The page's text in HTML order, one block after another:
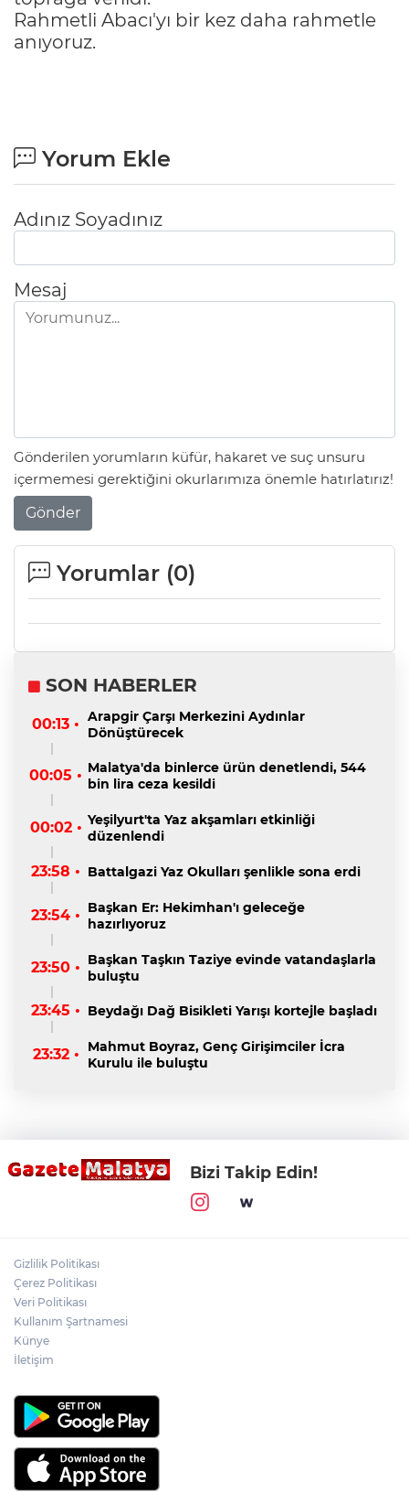
Rahmetli Abacı'yı bir kez daha rahmetle
anıyoruz.
Yorum Ekle
Adınız Soyadınız
Mesaj
Gönderilen yorumların küfür, hakaret ve suç unsuru
içermemesi gerektiğini okurlarımıza önemle hatırlatırız!
Gönder
Yorumlar (0)
SON HABERLER
00:13 • Arapgir Çarşı Merkezini Aydınlar
Dönüştürecek
00:05 • Malatya'da binlerce ürün denetlendi, 544
bin lira ceza kesildi
00:02 • Yeşilyurt'ta Yaz akşamları etkinliği
düzenlendi
23:58 • Battalgazi Yaz Okulları şenlikle sona erdi
23:54 • Başkan Er: Hekimhan'ı geleceğe
hazırlıyoruz
23:50 • Başkan Taşkın Taziye evinde vatandaşlarla
buluştu
23:45 • Beydağı Dağ Bisikleti Yarışı kortejle başladı
23:32 •
Mahmut Boyraz, Genç Girişimciler İcra
Kurulu ile buluştu
Bizi Takip Edin!
Gizlilik Politikası
Çerez Politikası
Veri Politikası
Kullanım Şartnamesi
Künye
İletişim